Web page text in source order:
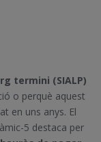
termini (SIALP)
o perquè aquest
en uns anys. El
5 destaca per